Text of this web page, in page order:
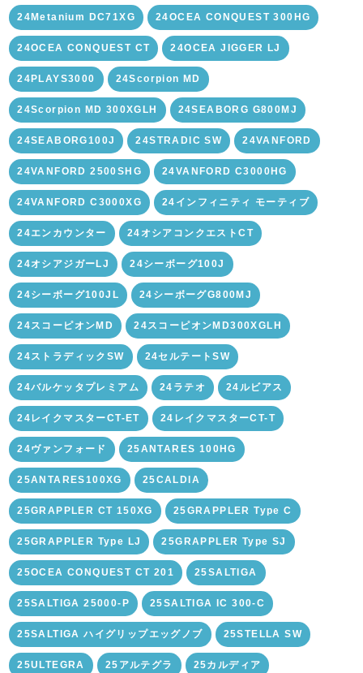
24Metanium DC71XG 24OCEA CONQUEST 300HG
24OCEA CONQUEST CT 24OCEA JIGGER LJ
24PLAYS3000 24Scorpion MD
24Scorpion MD 300XGLH 24SEABORG G800MJ
24SEABORG100J 24STRADIC SW 24VANFORD
24VANFORD 2500SHG 24VANFORD C3000HG
24VANFORD C3000XG 24インフィニティ モーティブ
24エンカウンター 24オシアコンクエストCT
24オシアジガーLJ 24シーボーグ100J
24シーボーグ100JL 24シーボーグG800MJ
24スコーピオンMD 24スコーピオンMD300XGLH
24ストラディックSW 24セルテートSW
24バルケッタプレミアム 24ラテオ 24ルビアス
24レイクマスターCT-ET 24レイクマスターCT-T
24ヴァンフォード 25ANTARES 100HG
25ANTARES100XG 25CALDIA
25GRAPPLER CT 150XG 25GRAPPLER Type C
25GRAPPLER Type LJ 25GRAPPLER Type SJ
25OCEA CONQUEST CT 201 25SALTIGA
25SALTIGA 25000-P 25SALTIGA IC 300-C
25SALTIGA ハイグリップエッグノブ 25STELLA SW
25ULTEGRA 25アルテグラ 25カルディア